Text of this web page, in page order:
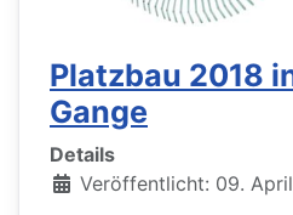
Platzbau 2018
Gange
Details
Veröffentlicht: 09.